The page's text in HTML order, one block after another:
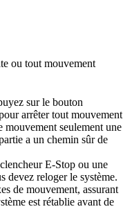
ou tout mouvement
sur le bouton
arrêter tout mouvement
mouvement seulement une
a un chemin sûr de
E-Stop ou une
devez reloger le système.
de mouvement, assurant
est rétablie avant de